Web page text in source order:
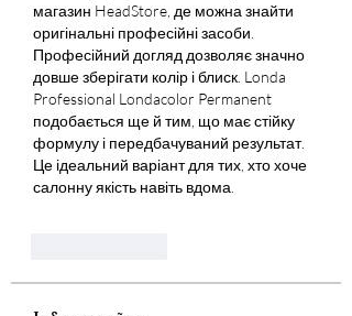
магазин HeadStore, де можна знайти
оригінальні професійні засоби.
Професійний догляд дозволяє значно
довше зберігати колір і блиск. Londa
Professional Londacolor Permanent
подобається ще й тим, що має стійку
формулу і передбачуваний результат.
Це ідеальний варіант для тих, хто хоче
салонну якість навіть вдома.